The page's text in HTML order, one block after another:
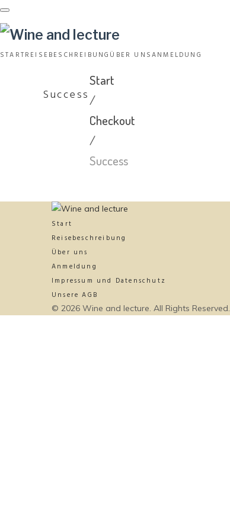
Skip
to
content
STARTREISEBESCHREIBUNG ÜBER UNSANMELDUNG
Success
Start
/
Checkout
/
Success
Start
Reisebeschreibung
Über uns
Anmeldung
Impressum und Datenschutz
Unsere AGB
© 2026 Wine and lecture. All Rights Reserved.